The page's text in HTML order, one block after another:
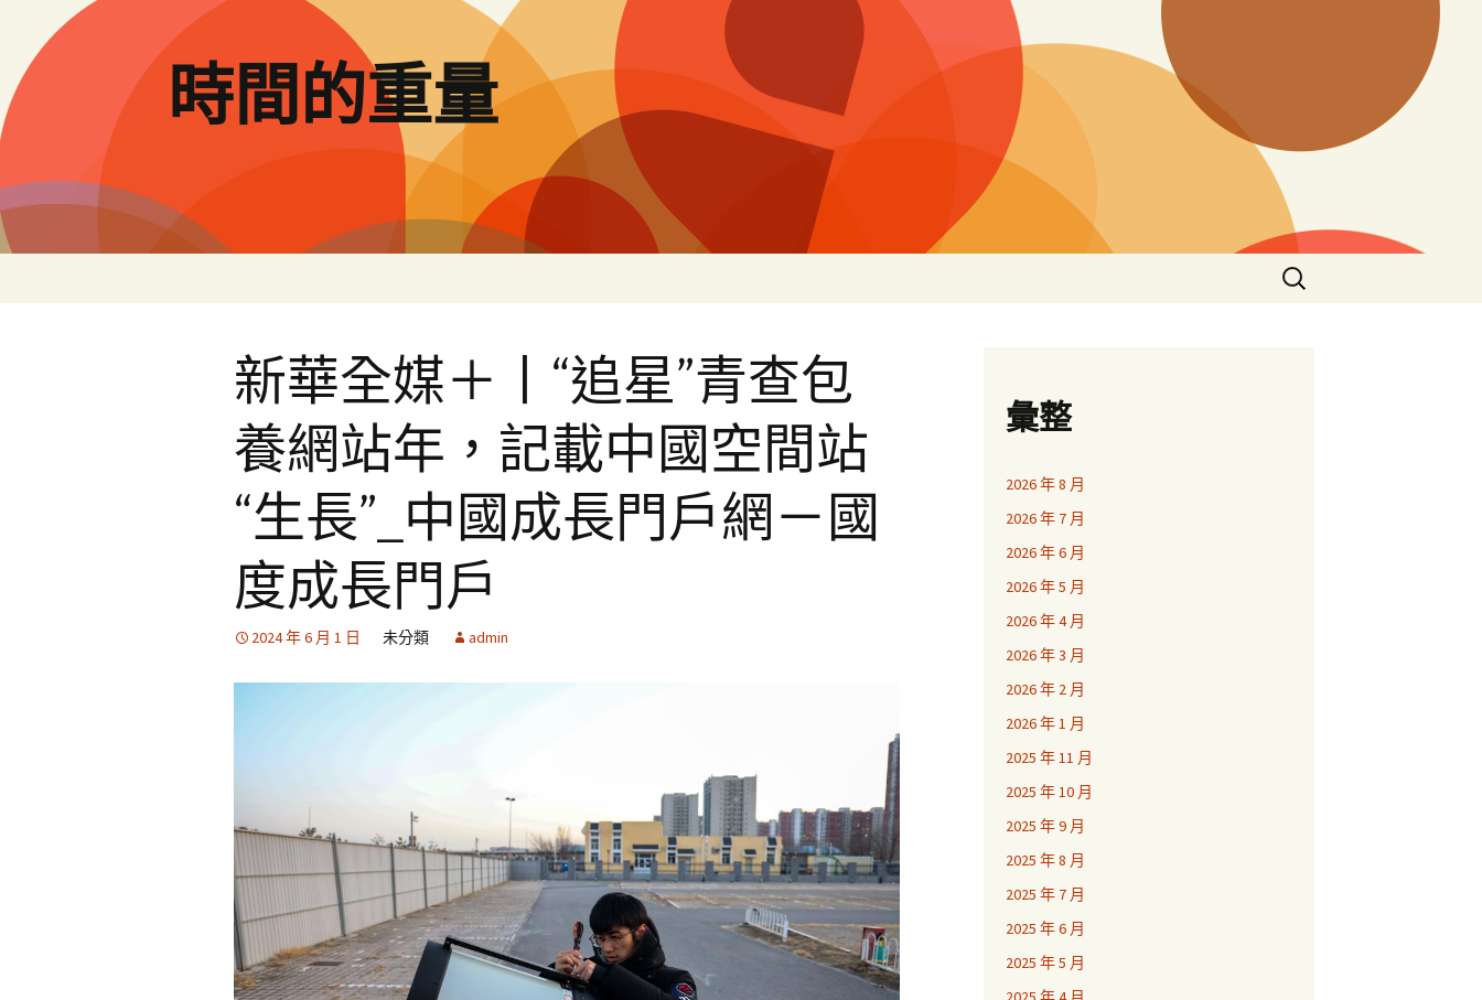
要
內
容
時間的重量
搜
尋
新華全媒＋丨“追星”青查包
養網站年，記載中國空間站
“生長”_中國成長門戶網－國
度成長門戶
2024 年 6 月 1 日 未分類 admin
彙整
2026 年 8 月
2026 年 7 月
2026 年 6 月
2026 年 5 月
2026 年 4 月
2026 年 3 月
2026 年 2 月
2026 年 1 月
2025 年 11 月
2025 年 10 月
2025 年 9 月
2025 年 8 月
2025 年 7 月
2025 年 6 月
2025 年 5 月